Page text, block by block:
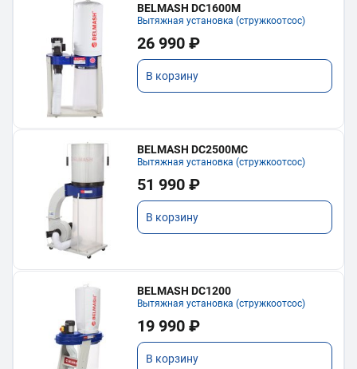
BELMASH DC1600M
Вытяжная установка (стружкоотсос)
26 990 ₽
В корзину
BELMASH DC2500MC
Вытяжная установка (стружкоотсос)
51 990 ₽
В корзину
BELMASH DC1200
Вытяжная установка (стружкоотсос)
19 990 ₽
В корзину